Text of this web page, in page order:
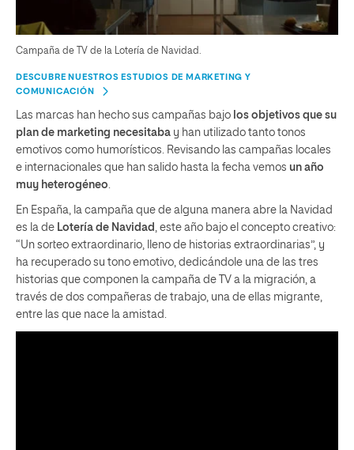
Campaña de TV de la Lotería de Navidad.
DESCUBRE NUESTROS ESTUDIOS DE MARKETING Y
COMUNICACIÓN
Las marcas han hecho sus campañas bajo los objetivos que su
plan de marketing necesitaba y han utilizado tanto tonos
emotivos como humorísticos. Revisando las campañas locales
e internacionales que han salido hasta la fecha vemos un año
muy heterogéneo
En España, la campaña que de alguna manera abre la Navidad
es la de Lotería de Navidad , este año bajo el concepto creativo:
“Un sorteo extraordinario, lleno de historias extraordinarias”, y
ha recuperado su tono emotivo, dedicándole una de las tres
historias que componen la campaña de TV a la migración, a
través de dos compañeras de trabajo, una de ellas migrante,
entre las que nace la amistad.